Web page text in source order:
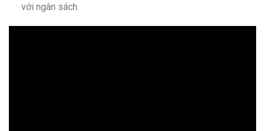
với ngân sách.